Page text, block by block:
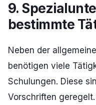
9.
bestimmte
Neben der
benötigen viele
Schulungen. Diese
Vorschriften geregelt.